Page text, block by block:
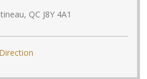
QC J8Y 4A1
Direction